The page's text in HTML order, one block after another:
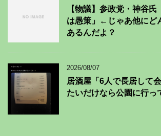
【物議】参政党・神谷
は愚策」←じゃあ他にど
あるんだよ？
2026/08/07
居酒屋「6人で長居して
たいだけなら公園に行っ